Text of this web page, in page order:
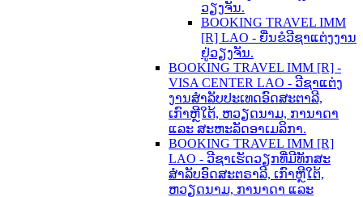
ວຽງຈັນ.
BOOKING TRAVEL IMM
[R] LAO - ຍື່ນຂໍວີຊາແຕ່ງງານ
ຢູ່ວຽງຈັນ.
BOOKING TRAVEL IMM [R] -
VISA CENTER LAO - ວີຊາແຕ່ງ
ງານສຳລັບປະເທດອົດສະຕາລີ,
ເກົາຫຼີໃຕ້, ຫວຽດນາມ, ການາດາ
ແລະ ສະຫະລັດອາເມລິກາ.
BOOKING TRAVEL IMM [R]
LAO - ວີຊາເຮັດວຽກທີ່ມີທັກສະ
ສຳລັບອົດສະຕຣາລີ, ເກົາຫຼີໃຕ້,
ຫວຽດນາມ, ການາດາ ແລະ